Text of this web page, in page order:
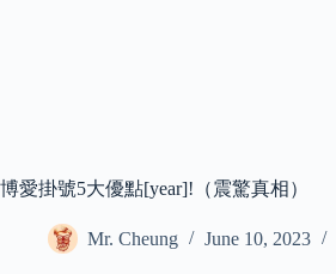
博愛掛號5大優點[year]!（震驚真相）
Mr. Cheung June 10, 2023